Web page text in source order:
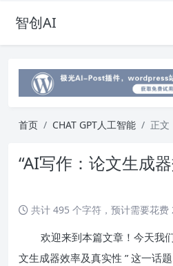
智创AI
首页 CHAT GPT人工智能 正文
“AI写作：论文生成
共计 495 个字符，预计需要花费
欢迎来到本篇文章！今天我
文生成器效率及真实性 ” 这一话